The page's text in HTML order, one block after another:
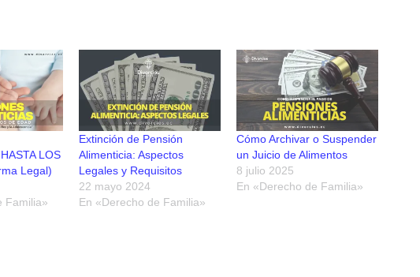
LOS
Legal)
Familia»
Extinción de Pensión
Alimenticia: Aspectos
Legales y Requisitos
22 mayo 2024
En «Derecho de Familia»
Cómo Archivar o Suspender
un Juicio de Alimentos
8 julio 2025
En «Derecho de Familia»